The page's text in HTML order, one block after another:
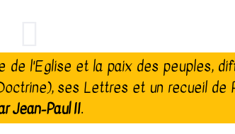
de l'Eglise et la paix des peuples,
ses Lettres et un recueil de
Jean-Paul II.